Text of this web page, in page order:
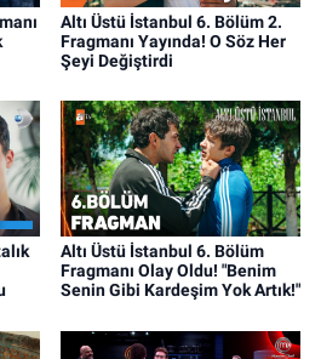
Altı Üstü İstanbul 6. Bölüm 2.
Fragmanı Yayında! O Söz Her
Şeyi Değiştirdi
Altı Üstü İstanbul 6. Bölüm
Fragmanı Olay Oldu! "Benim
Senin Gibi Kardeşim Yok Artık!"